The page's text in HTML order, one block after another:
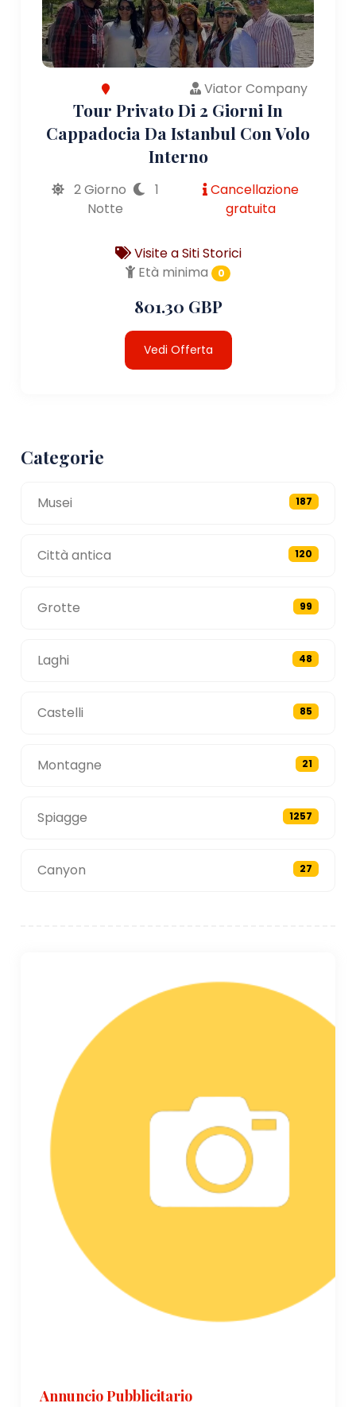
Viator Company
Tour Privato Di 2 Giorni In
Cappadocia Da Istanbul Con Volo
Interno
2 Giorno
1
Notte
Cancellazione
gratuita
Visite a Siti Storici
Età minima
0
801.30 GBP
Vedi Offerta
Categorie
Musei 187
Città antica 120
Grotte 99
Laghi 48
Castelli 85
Montagne 21
Spiagge 1257
Canyon 27
Annuncio Pubblicitario